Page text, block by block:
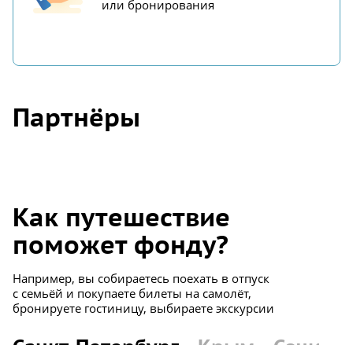
или бронирования
Партнёры
Как путешествие
поможет фонду?
Например, вы собираетесь поехать в отпуск
с семьёй и покупаете билеты на самолёт,
бронируете гостиницу, выбираете экскурсии